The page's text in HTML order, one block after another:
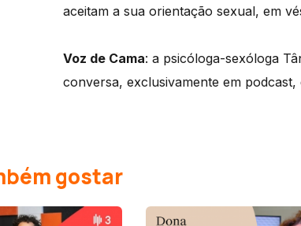
aceitam a sua orientação sexual, em
Voz de Cama: a psicóloga-sexóloga
conversa, exclusivamente em
gostar